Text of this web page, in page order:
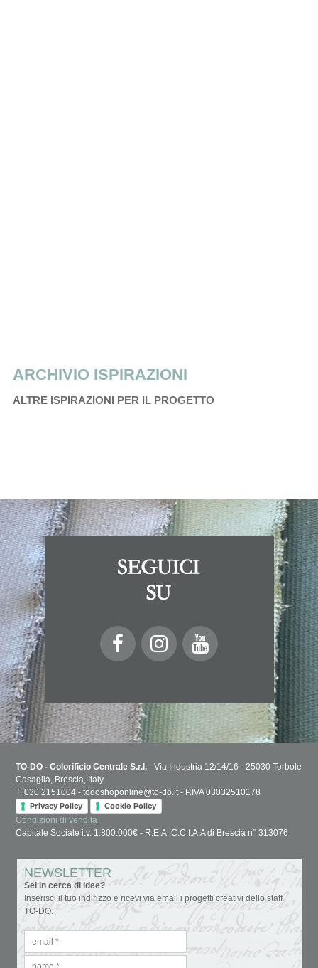
ARCHIVIO ISPIRAZIONI
ALTRE ISPIRAZIONI PER IL PROGETTO
TO-DO - Colorificio Centrale S.r.l. - Via Industria 12/14/16 - 25030 Torbole
Casaglia, Brescia, Italy
T. 030 2151004 - todoshoponline@to-do.it - P.IVA 03032510178
Privacy Policy
Cookie Policy
Condizioni di vendita
Capitale Sociale i.v. 1.800.000€ - R.E.A. C.C.I.A.A di Brescia n° 313076
NEWSLETTER
Sei in cerca di idee?
Inserisci il tuo indirizzo e ricevi via email i progetti creativi dello staff
TO-DO.